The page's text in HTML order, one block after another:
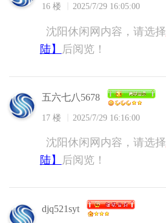
16 楼 2025/7/29 16:05:00
沈阳休闲网内容，请选择
陆】
后阅览！
五六七八5678
17 楼 2025/7/29 16:16:00
沈阳休闲网内容，请选择
陆】
后阅览！
djq521syt